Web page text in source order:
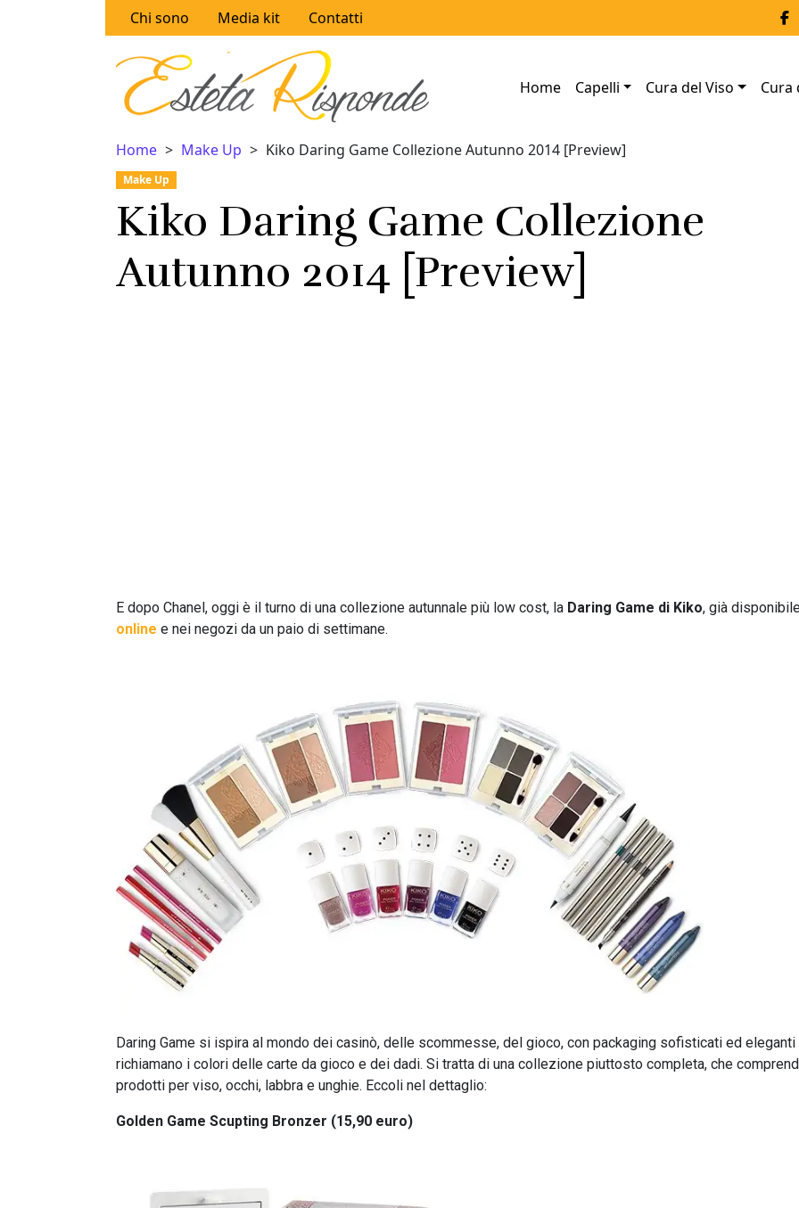
Chi sono Media kit Contatti
Home Capelli Cura del Viso Cura
Home Make Up Kiko Daring Game Collezione Autunno 2014 [Preview]
Make Up
Kiko Daring Game Collezione
Autunno 2014 [Preview]
E dopo Chanel, oggi è il turno di una collezione autunnale più low cost, la Daring Game di Kiko, già
online e nei negozi da un paio di settimane.
Daring Game si ispira al mondo dei casinò, delle scommesse, del gioco, con packaging sofisticati ed eleganti
richiamano i colori delle carte da gioco e dei dadi. Si tratta di una collezione piuttosto completa, che
prodotti per viso, occhi, labbra e unghie. Eccoli nel dettaglio:
Golden Game Scupting Bronzer (15,90 euro)